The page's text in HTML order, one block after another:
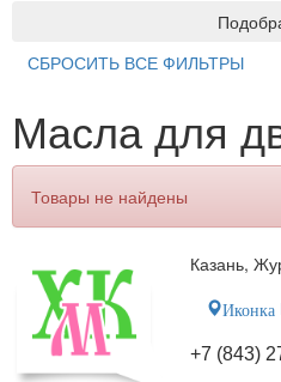
СБРОСИТЬ ВСЕ ФИЛЬТРЫ
Масла для
Товары не найдены
Казань,
Иконка
+7 (843)